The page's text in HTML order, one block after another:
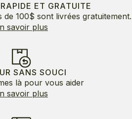
ET GRATUITE
de 100$ sont livrées gratuitement.
savoir plus
SANS SOUCI
là pour vous aider
savoir plus